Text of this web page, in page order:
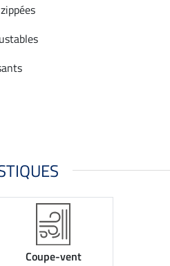
Coupe-vent